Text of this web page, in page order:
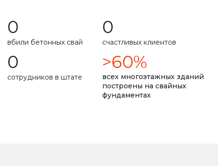
расчет несущей способности
долговечность фундамента прописана в договоре
замер уровня промерзания почвы
0
вбили бетонных свай
0
счастливых клиентов
0
сотрудников в штате
>60%
всех многоэтажных зданий
построены на свайных
фундаментах